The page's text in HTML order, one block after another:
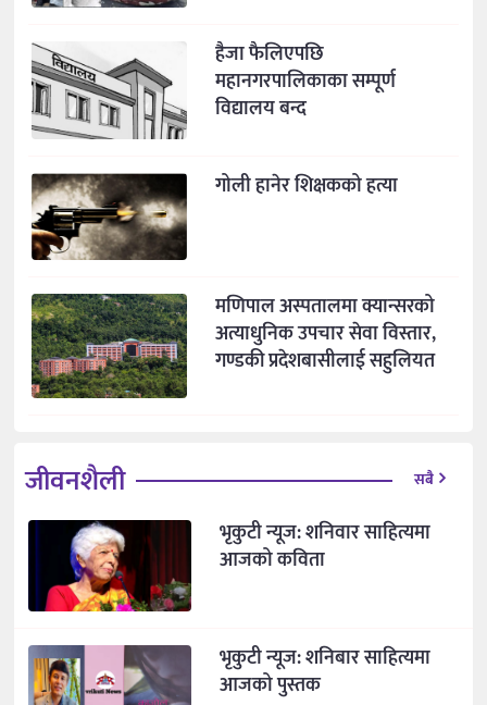
हैजा फैलिएपछि
महानगरपालिकाका सम्पूर्ण
विद्यालय बन्द
गोली हानेर शिक्षकको हत्या
मणिपाल अस्पतालमा क्यान्सरको
अत्याधुनिक उपचार सेवा विस्तार,
गण्डकी प्रदेशबासीलाई सहुलियत
जीवनशैली सबै
भृकुटी न्यूज: शनिवार साहित्यमा
आजको कविता
भृकुटी न्यूज: शनिबार साहित्यमा
आजको पुस्तक